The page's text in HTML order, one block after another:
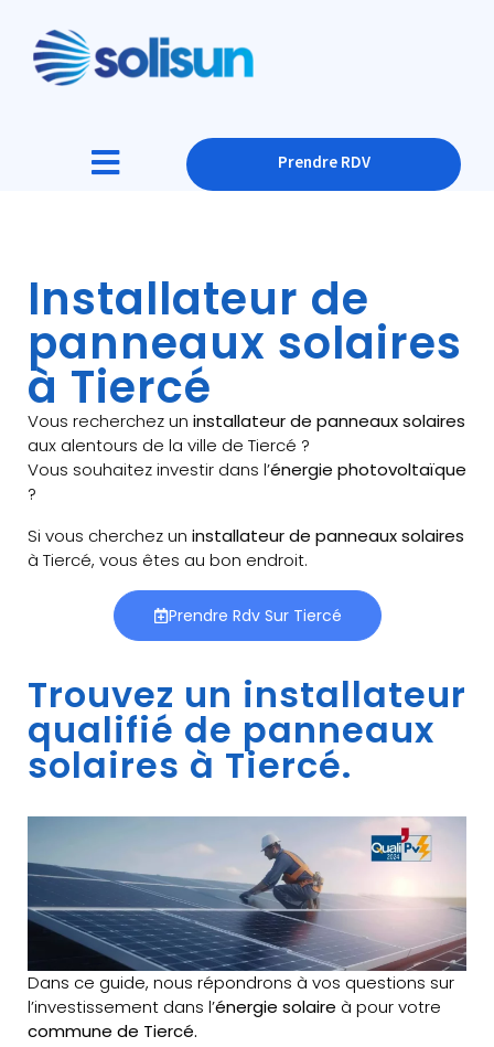
Prendre RDV
Installateur de
panneaux solaires
à Tiercé
Vous recherchez un installateur de panneaux solaires
aux alentours de la ville de Tiercé ?
Vous souhaitez investir dans l’énergie photovoltaïque
?
Si vous cherchez un installateur de panneaux solaires
à Tiercé, vous êtes au bon endroit.
Prendre Rdv Sur Tiercé
Trouvez un installateur
qualifié de panneaux
solaires à Tiercé.
Dans ce guide, nous répondrons à vos questions sur
l’investissement dans l’énergie solaire à pour votre
commune de Tiercé.